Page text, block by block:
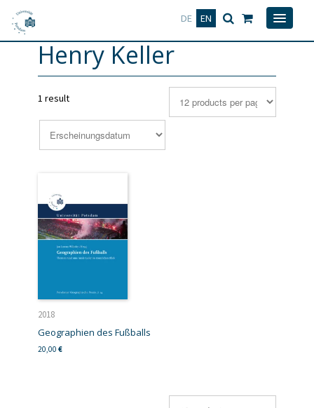
DE EN
Deutsch
Henry Keller
1 result
2018
Geographien des Fußballs
20,00 €